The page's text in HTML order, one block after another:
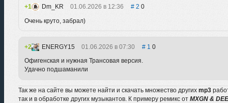
1 Dm_KR 01.06.2026 в 12:36 2 0
Очень круто, забрал)
2 ENERGY15 01.06.2026 в 07:30 1 0
Офигенская и нужная Трансовая версия.
Удачно подшаманили
Так же на сайте вы можете найти и скачать множество других mp3
так и в обработке других музыкантов. К примеру ремикс от MXGN &